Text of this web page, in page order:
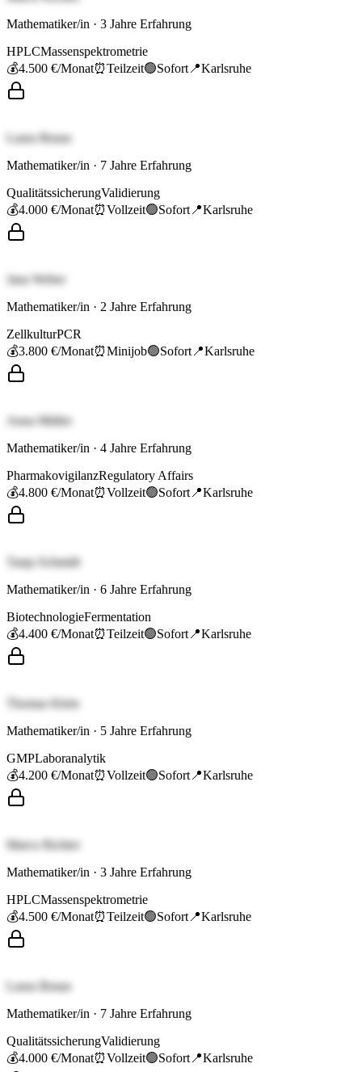
Mathematiker/in · 3 Jahre Erfahrung
HPLCMassenspektrometrie
💰4.500 €/Monat⏰Teilzeit🟢Sofort 📍Karlsruhe
Laura Braun
Mathematiker/in · 7 Jahre Erfahrung
QualitätssicherungValidierung
💰4.000 €/Monat⏰Vollzeit🟢Sofort 📍Karlsruhe
Jana Weber
Mathematiker/in · 2 Jahre Erfahrung
ZellkulturPCR
💰3.800 €/Monat⏰Minijob🟢Sofort 📍Karlsruhe
Anna Müller
Mathematiker/in · 4 Jahre Erfahrung
PharmakovigilanzRegulatory Affairs
💰4.800 €/Monat⏰Vollzeit🟢Sofort 📍Karlsruhe
Tanja Schmidt
Mathematiker/in · 6 Jahre Erfahrung
BiotechnologieFermentation
💰4.400 €/Monat⏰Teilzeit🟢Sofort 📍Karlsruhe
Thomas Klein
Mathematiker/in · 5 Jahre Erfahrung
GMPLaboranalytik
💰4.200 €/Monat⏰Vollzeit🟢Sofort 📍Karlsruhe
Marco Richter
Mathematiker/in · 3 Jahre Erfahrung
HPLCMassenspektrometrie
💰4.500 €/Monat⏰Teilzeit🟢Sofort 📍Karlsruhe
Laura Braun
Mathematiker/in · 7 Jahre Erfahrung
QualitätssicherungValidierung
💰4.000 €/Monat⏰Vollzeit🟢Sofort 📍Karlsruhe